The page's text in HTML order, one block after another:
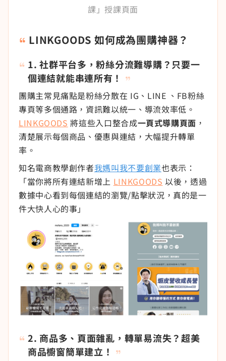
課」授課頁面
LINKGOODS 如何成為團購神器？
1. 社群平台多，粉絲分流難導購？只要一
個連結就能串連所有！
團購主常見痛點是粉絲分散在 IG、LINE 、FB粉絲
專頁等多個通路，資訊難以統一、導流效率低。
LINKGOODS 將這些入口整合成一頁式導購頁面 ，
清楚展示每個商品、優惠與連結，大幅提升轉單
率。
知名電商教學創作者我媽叫我不要創業也表示：
「當你將所有連結新增上 LINKGOODS 以後，透過
數據中心看到每個連結的瀏覽/點擊狀況，真的是一
件大快人心的事」
2. 商品多、頁面雜亂，轉單易流失？超美
商品櫥窗簡單建立！